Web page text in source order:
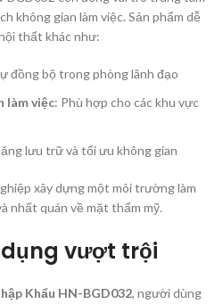
không gian làm việc. Sản phẩm dễ
thất khác như:
đồng bộ trong phòng lãnh đạo
làm việc: Phù hợp cho các khu vực
lưu trữ và tối ưu không gian
xây dựng một môi trường làm
nhất quán về mặt thẩm mỹ.
vượt trội
Khẩu HN-BGD032, người dùng